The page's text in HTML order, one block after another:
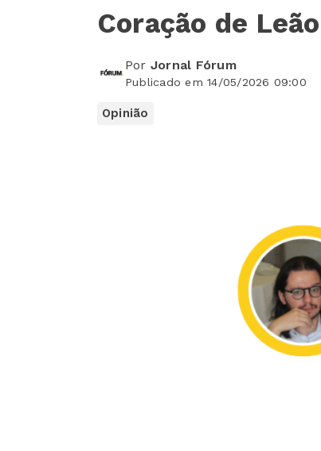
Coração de Leão
Por Jornal Fórum
Publicado em 14/05/2026 09:00
Opinião